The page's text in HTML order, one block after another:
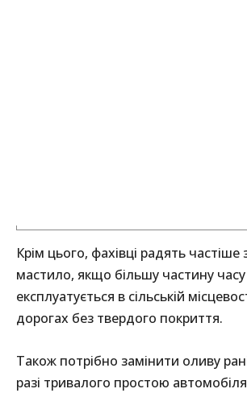
Крім цього, фахівці радять частіше
мастило, якщо більшу частину
експлуатується в сільській
дорогах без твердого покриття.
Також потрібно замінити оливу
разі тривалого простою